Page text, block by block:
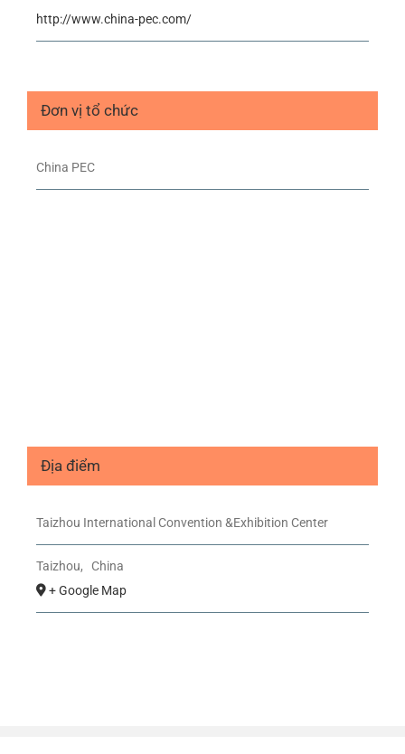
http://www.china-pec.com/
Đơn vị tổ chức
China PEC
Địa điểm
Taizhou International Convention &Exhibition Center
Taizhou,
China
+ Google Map